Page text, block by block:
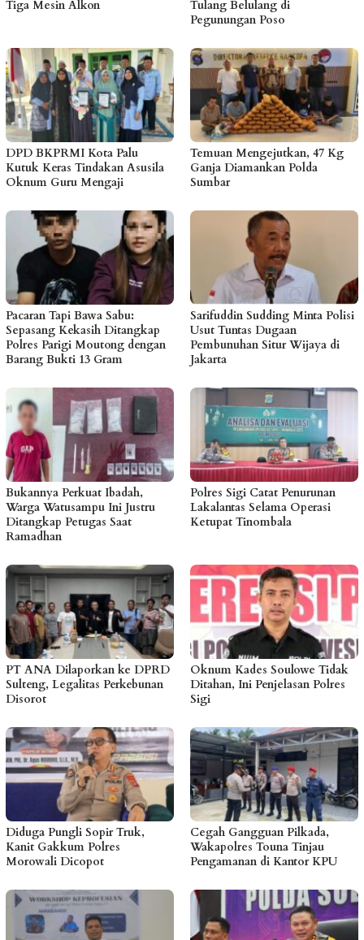
Tiga Mesin Alkon
Tulang Belulang di
Pegunungan Poso
DPD BKPRMI Kota Palu
Kutuk Keras Tindakan Asusila
Oknum Guru Mengaji
Temuan Mengejutkan, 47 Kg
Ganja Diamankan Polda
Sumbar
Pacaran Tapi Bawa Sabu:
Sepasang Kekasih Ditangkap
Polres Parigi Moutong dengan
Barang Bukti 13 Gram
Sarifuddin Sudding Minta Polisi
Usut Tuntas Dugaan
Pembunuhan Situr Wijaya di
Jakarta
Bukannya Perkuat Ibadah,
Warga Watusampu Ini Justru
Ditangkap Petugas Saat
Ramadhan
Polres Sigi Catat Penurunan
Lakalantas Selama Operasi
Ketupat Tinombala
PT ANA Dilaporkan ke DPRD
Sulteng, Legalitas Perkebunan
Disorot
Oknum Kades Soulowe Tidak
Ditahan, Ini Penjelasan Polres
Sigi
Diduga Pungli Sopir Truk,
Kanit Gakkum Polres
Morowali Dicopot
Cegah Gangguan Pilkada,
Wakapolres Touna Tinjau
Pengamanan di Kantor KPU